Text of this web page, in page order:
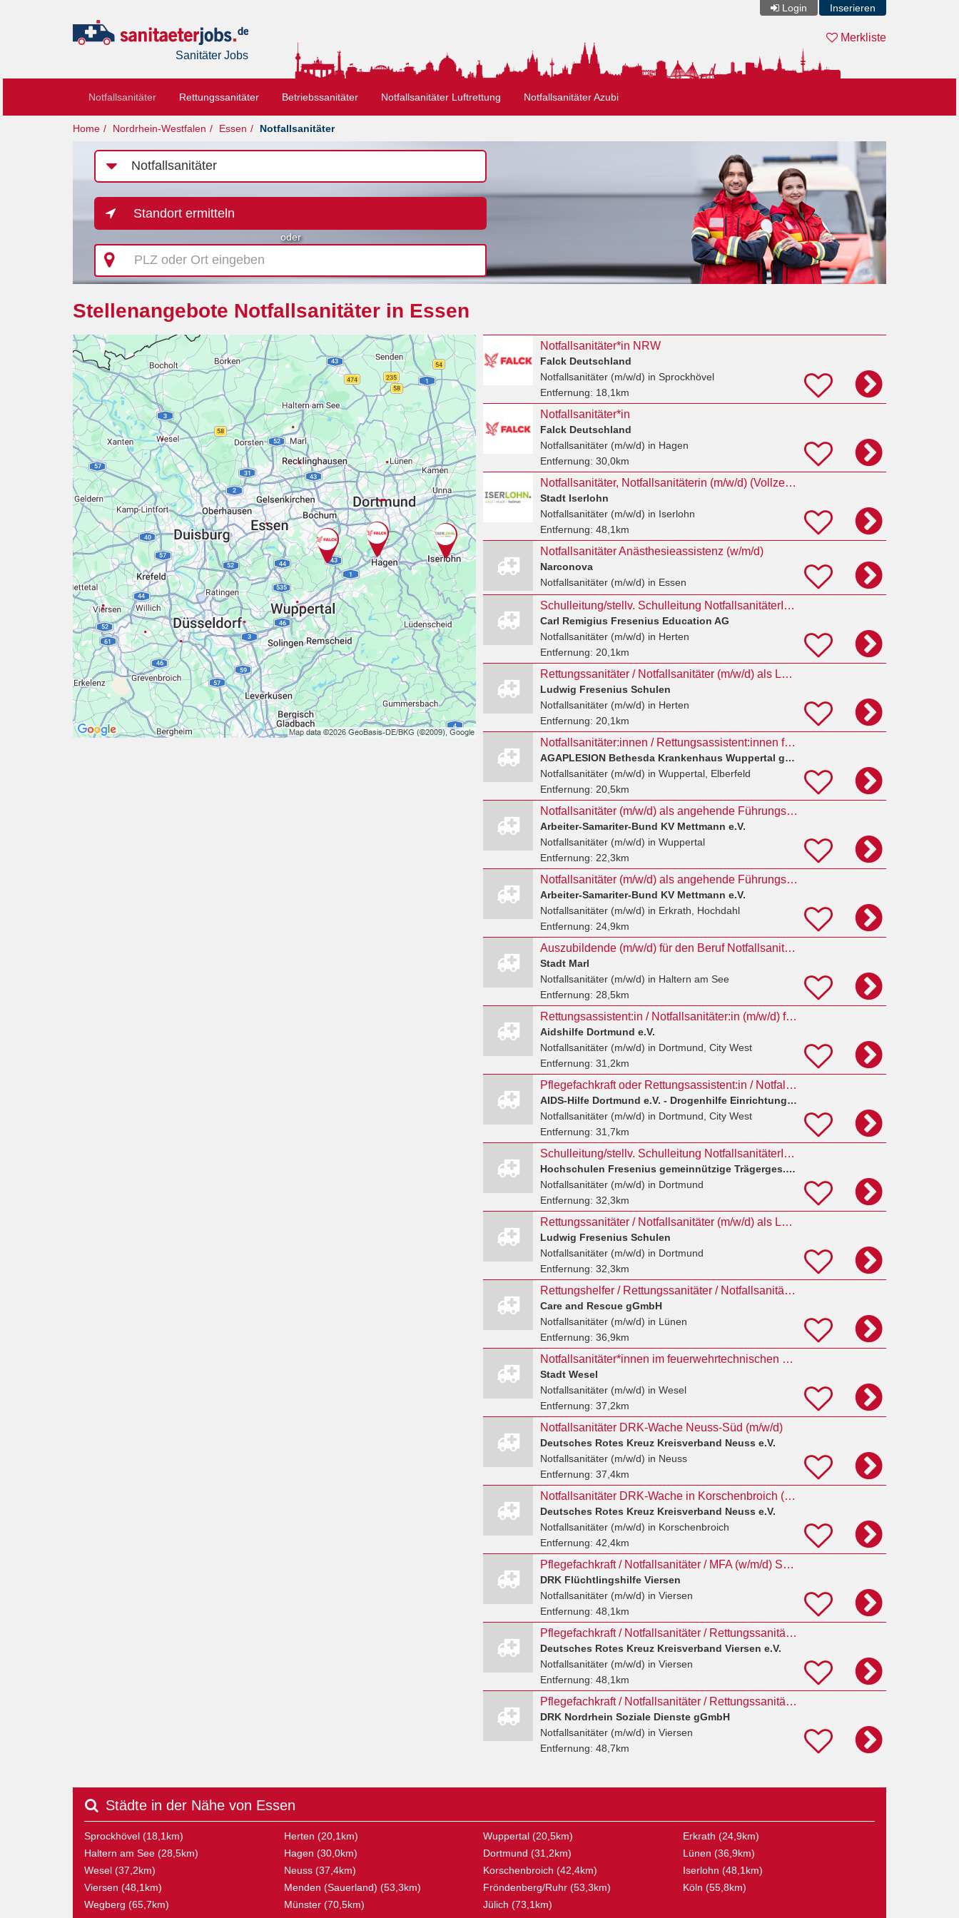
Login Inserieren
Sanitäter Jobs
Merkliste
Notfallsanitäter Rettungssanitäter Betriebssanitäter Notfallsanitäter Luftrettung Notfallsanitäter Azubi
Home Nordrhein-Westfalen Essen Notfallsanitäter
Job-
Kategorie
Standort ermitteln
oder
PLZ
oder
Ort
Stellenangebote Notfallsanitäter in Essen
Notfallsanitäter*in NRW
Falck Deutschland
Notfallsanitäter (m/w/d) in Sprockhövel
Entfernung: 18,1km
Notfallsanitäter*in
Falck Deutschland
Notfallsanitäter (m/w/d) in Hagen
Entfernung: 30,0km
Notfallsanitäter, Notfallsanitäterin (m/w/d) (Vollzeit bzw. Teilzeit, unbefristet)
Stadt Iserlohn
Notfallsanitäter (m/w/d) in Iserlohn
Entfernung: 48,1km
Notfallsanitäter Anästhesieassistenz (w/m/d)
Narconova
Notfallsanitäter (m/w/d) in Essen
Schulleitung/stellv. Schulleitung NotfallsanitäterIn mit Praxisanleiter(m/w/d)
Carl Remigius Fresenius Education AG
Notfallsanitäter (m/w/d) in Herten
Entfernung: 20,1km
Rettungssanitäter / Notfallsanitäter (m/w/d) als Lehrkraft
Ludwig Fresenius Schulen
Notfallsanitäter (m/w/d) in Herten
Entfernung: 20,1km
Notfallsanitäter:innen / Rettungsassistent:innen für die Intensivstation (w/m/d)
AGAPLESION Bethesda Krankenhaus Wuppertal gGmbH
Notfallsanitäter (m/w/d) in Wuppertal, Elberfeld
Entfernung: 20,5km
Notfallsanitäter (m/w/d) als angehende Führungskraft
Arbeiter-Samariter-Bund KV Mettmann e.V.
Notfallsanitäter (m/w/d) in Wuppertal
Entfernung: 22,3km
Notfallsanitäter (m/w/d) als angehende Führungskraft
Arbeiter-Samariter-Bund KV Mettmann e.V.
Notfallsanitäter (m/w/d) in Erkrath, Hochdahl
Entfernung: 24,9km
Auszubildende (m/w/d) für den Beruf Notfallsanitäter*in
Stadt Marl
Notfallsanitäter (m/w/d) in Haltern am See
Entfernung: 28,5km
Rettungsassistent:in / Notfallsanitäter:in (m/w/d) für die Drogenhilfeeinrichtung kick in Teilzeit
Aidshilfe Dortmund e.V.
Notfallsanitäter (m/w/d) in Dortmund, City West
Entfernung: 31,2km
Pflegefachkraft oder Rettungsassistent:in / Notfallsanitäter:in (m/w/d) für Teamleitung
AIDS-Hilfe Dortmund e.V. - Drogenhilfe Einrichtung Kick
Notfallsanitäter (m/w/d) in Dortmund, City West
Entfernung: 31,7km
Schulleitung/stellv. Schulleitung NotfallsanitäterIn mit Praxisanleiter(m/w/d)
Hochschulen Fresenius gemeinnützige Trägerges. mbH
Notfallsanitäter (m/w/d) in Dortmund
Entfernung: 32,3km
Rettungssanitäter / Notfallsanitäter (m/w/d) als Lehrkraft
Ludwig Fresenius Schulen
Notfallsanitäter (m/w/d) in Dortmund
Entfernung: 32,3km
Rettungshelfer / Rettungssanitäter / Notfallsanitäter (m/w/d) im Sanitätsdienst
Care and Rescue gGmbH
Notfallsanitäter (m/w/d) in Lünen
Entfernung: 36,9km
Notfallsanitäter*innen im feuerwehrtechnischen Dienst (Hauptbrandmeister*in)
Stadt Wesel
Notfallsanitäter (m/w/d) in Wesel
Entfernung: 37,2km
Notfallsanitäter DRK-Wache Neuss-Süd (m/w/d)
Deutsches Rotes Kreuz Kreisverband Neuss e.V.
Notfallsanitäter (m/w/d) in Neuss
Entfernung: 37,4km
Notfallsanitäter DRK-Wache in Korschenbroich (m/w/d)
Deutsches Rotes Kreuz Kreisverband Neuss e.V.
Notfallsanitäter (m/w/d) in Korschenbroich
Entfernung: 42,4km
Pflegefachkraft / Notfallsanitäter / MFA (w/m/d) Sanitätsstation - Flüchtlingshilfe Viersen
DRK Flüchtlingshilfe Viersen
Notfallsanitäter (m/w/d) in Viersen
Entfernung: 48,1km
Pflegefachkraft / Notfallsanitäter / Rettungssanitäter / MFA (w/m/d) Sanitätsstation -
Deutsches Rotes Kreuz Kreisverband Viersen e.V.
Notfallsanitäter (m/w/d) in Viersen
Entfernung: 48,1km
Pflegefachkraft / Notfallsanitäter / Rettungssanitäter / MFA (w/m/d) Sanitätsstation -
DRK Nordrhein Soziale Dienste gGmbH
Notfallsanitäter (m/w/d) in Viersen
Entfernung: 48,7km
Städte in der Nähe von Essen
Sprockhövel (18,1km) Herten (20,1km) Wuppertal (20,5km)
Erkrath (24,9km)
Haltern am See (28,5km)
Hagen (30,0km) Dortmund (31,2km)
Lünen (36,9km)
Wesel (37,2km)
Neuss (37,4km) Korschenbroich (42,4km)
Iserlohn (48,1km)
Viersen (48,1km)
Menden (Sauerland) (53,3km) Fröndenberg/Ruhr (53,3km)
Köln (55,8km)
Wegberg (65,7km)
Münster (70,5km) Jülich (73,1km)